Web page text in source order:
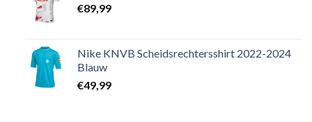
€89,99
Nike KNVB Scheidsrechtersshirt 2022-2024
Blauw
€49,99